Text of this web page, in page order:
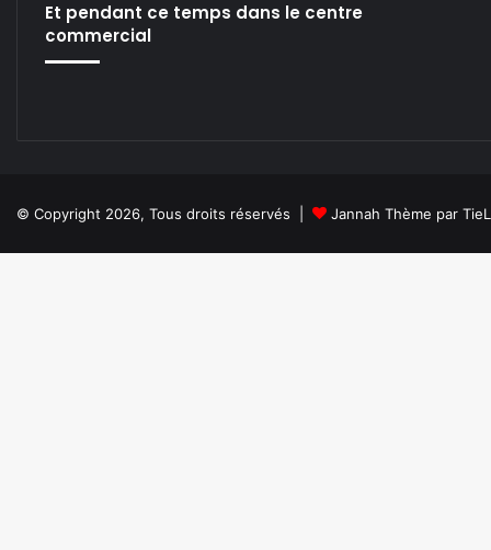
Et pendant ce temps dans le centre
commercial
© Copyright 2026, Tous droits réservés | Jannah Thème par